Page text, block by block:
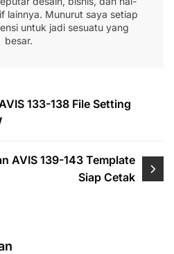
lainnya. Munurut saya setiap
untuk jadi sesuatu yang
besar.
133-138 File Setting
AVIS 139-143 Template
Siap Cetak